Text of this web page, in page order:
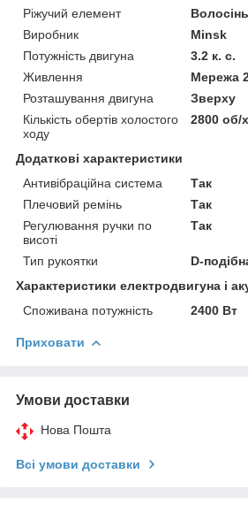
Ріжучий елемент
Виробник
Minsk
Потужність двигуна
3.2 к. с.
Живлення
Мережа
Розташування двигуна
Зверху
Кількість обертів холостого
ходу
2800 об/
Додаткові характеристики
Антивібраційна система
Так
Плечовий ремінь
Так
Регулювання ручки по
висоті
Так
Тип рукоятки
D-
Характеристики електродвигуна і
Споживана потужність
2400 Вт
Приховати
Умови доставки
Нова Пошта
Всі умови доставки